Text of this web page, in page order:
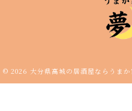
© 2026 大分県高城の居酒屋ならうま